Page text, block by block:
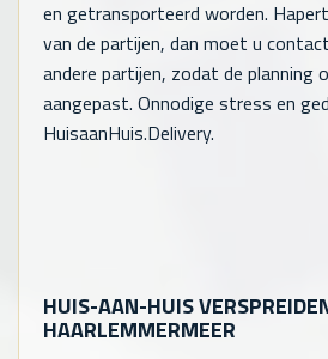
en getransporteerd worden.
van de partijen, dan moet u
andere partijen, zodat de planning
aangepast. Onnodige stress en
HuisaanHuis.Delivery.
HUIS-AAN-HUIS
HAARLEMMERMEER